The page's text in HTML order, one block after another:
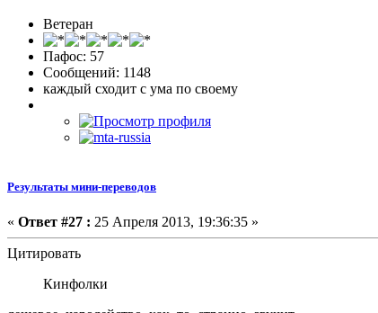
Ветеран
Пафос: 57
Сообщений: 1148
каждый сходит с ума по своему
Результаты мини-переводов
« Ответ #27 : 25 Апреля 2013, 19:36:35 »
Цитировать
Кинфолки